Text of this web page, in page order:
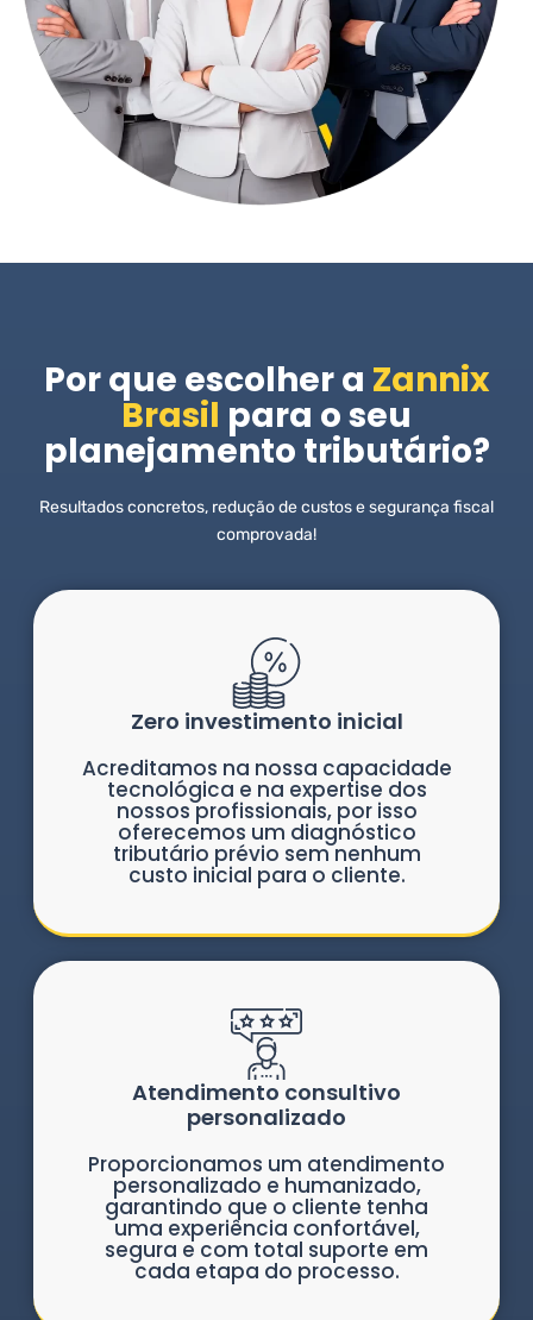
Por que escolher a Zannix
Brasil para o seu
planejamento tributário?
Resultados concretos, redução de custos e segurança fiscal
comprovada!
Zero investimento inicial
Acreditamos na nossa capacidade
tecnológica e na expertise dos
nossos profissionais, por isso
oferecemos um diagnóstico
tributário prévio sem nenhum
custo inicial para o cliente.
Atendimento consultivo
personalizado
Proporcionamos um atendimento
personalizado e humanizado,
garantindo que o cliente tenha
uma experiência confortável,
segura e com total suporte em
cada etapa do processo.